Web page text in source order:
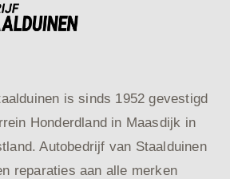
is sinds 1952 gevestigd
Honderdland in Maasdijk in
Autobedrijf van Staalduinen
reparaties aan alle merken